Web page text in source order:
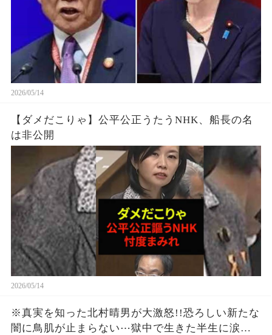
2026/05/14
【ダメだこりゃ】公平公正うたうNHK、船長の名
は非公開
2026/05/14
※真実を知った北村晴男が大激怒!!恐ろしい新たな
闇に鳥肌が止まらない⋯獄中で生きた半生に涙